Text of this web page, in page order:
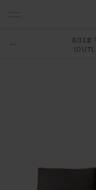
8/31ま
（